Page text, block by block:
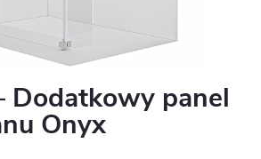
Dodatkowy panel
Onyx